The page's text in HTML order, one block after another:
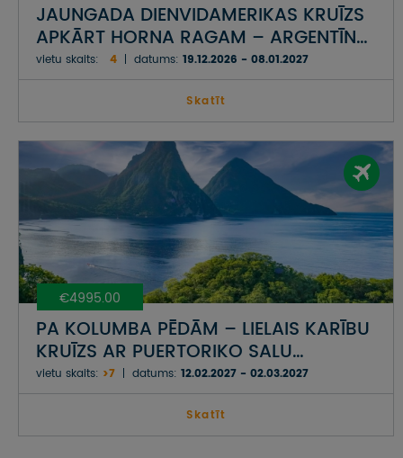
JAUNGADA DIENVIDAMERIKAS KRUĪZS
APKĀRT HORNA RAGAM – ARGENTĪNA,
ČĪLE, URUGVAJA, UGUNSZEME UN
FOLKLENDU SALAS
vietu skaits: 4 datums: 19.12.2026 - 08.01.2027
Skatīt
€4995.00
PA KOLUMBA PĒDĀM – LIELAIS KARĪBU
KRUĪZS AR PUERTORIKO SALU
...PUERTORIKO, DOMINIKA,
SENTMARTĒNA, BARBADOSA,
SENTLŪSIJA, GRENĀDA, ANTIGVA &
BARBUDA, SENTKITSA & NEVISA UN
vietu skaits: >7 datums: 12.02.2027 - 02.03.2027
Skatīt